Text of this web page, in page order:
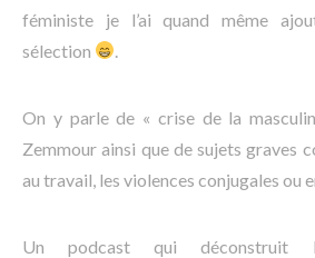
féministe je l’ai quand même
sélection
On y parle de « crise de la
Zemmour ainsi que de sujets graves
au travail, les violences conjugales ou
Un podcast qui